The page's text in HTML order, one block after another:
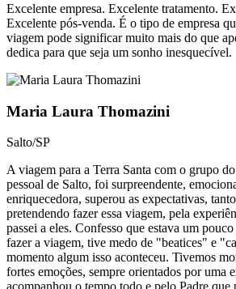
Excelente empresa. Excelente tratamento.
Excelente pós-venda. É o tipo de empresa
viagem pode significar muito mais do que
dedica para que seja um sonho inesquecível.​
Maria Laura Thomazini
Salto/SP
A viagem para a Terra Santa com o grupo
pessoal de Salto, foi surpreendente,
enriquecedora, superou as expectativas,
pretendendo fazer essa viagem, pela
passei a eles. Confesso que estava um
fazer a viagem, tive medo de "beatices" e
momento algum isso aconteceu. Tivemos
fortes emoções, sempre orientados por uma